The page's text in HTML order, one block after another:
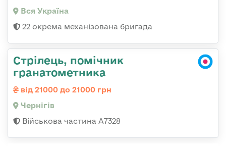
Вся Україна
22 окрема механізована бригада
Стрілець, помічник
гранатометника
від 21000 до 21000 грн
Чернігів
Військова частина А7328